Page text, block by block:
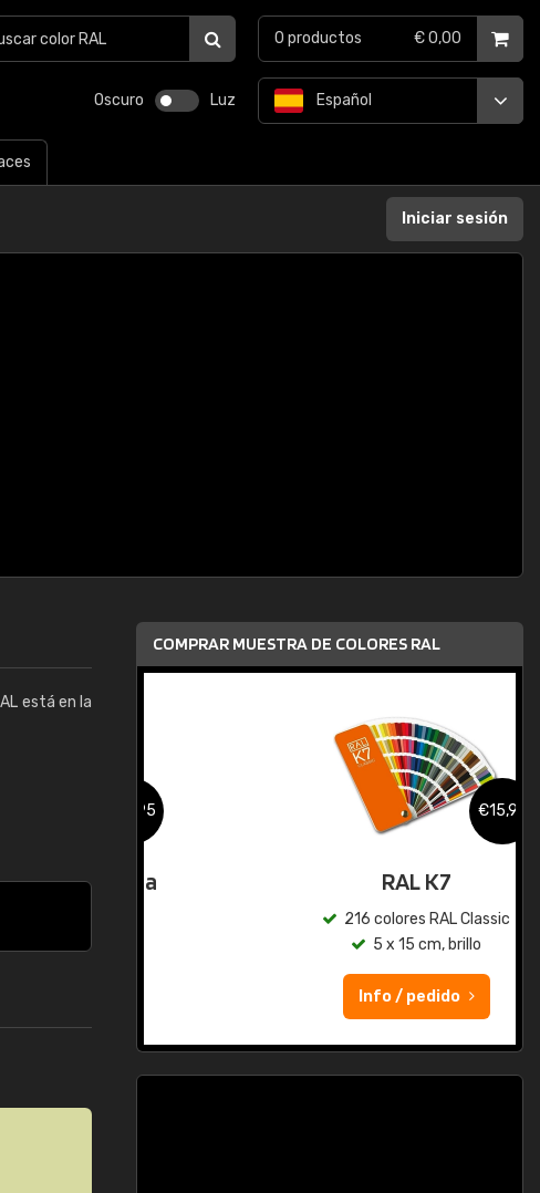
Oscuro Luz Español
0 productos € 0,00
Iniciar sesión
está en la
COMPRAR MUESTRA DE COLORES RAL
agua
€15,95
216 colores RAL Classic
5 x 15 cm, brillo
Info / pedido